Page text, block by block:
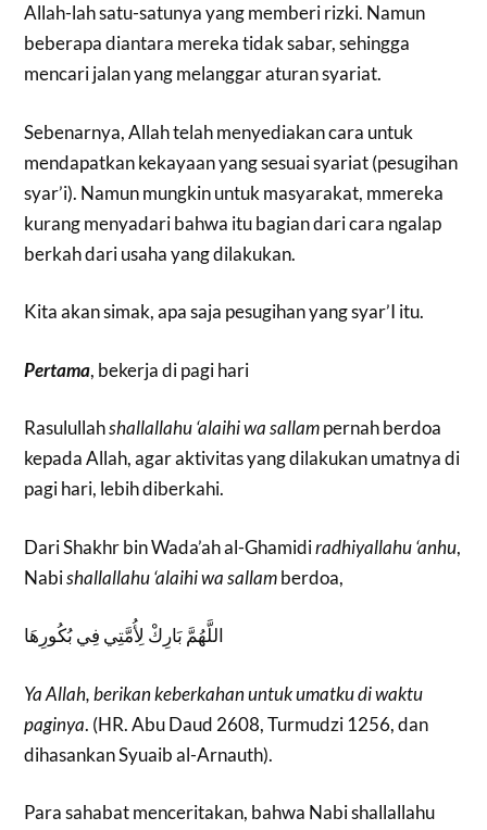
Allah-lah satu-satunya yang memberi rizki. Namun
beberapa diantara mereka tidak sabar, sehingga
mencari jalan yang melanggar aturan syariat.
Sebenarnya, Allah telah menyediakan cara untuk
mendapatkan kekayaan yang sesuai syariat (pesugihan
syar’i). Namun mungkin untuk masyarakat, mmereka
kurang menyadari bahwa itu bagian dari cara ngalap
berkah dari usaha yang dilakukan.
Kita akan simak, apa saja pesugihan yang syar’I itu.
Pertama, bekerja di pagi hari
Rasulullahshallallahu ‘alaihi wa sallampernah berdoa
kepada Allah, agar aktivitas yang dilakukan umatnya di
pagi hari, lebih diberkahi.
Dari Shakhr bin Wada’ah al-Ghamidiradhiyallahu ‘anhu,
Nabishallallahu ‘alaihi wa sallamberdoa,
اللَّهُمَّ بَارِكْ لِأُمَّتِي فِي بُكُورِهَا
Ya Allah, berikan keberkahan untuk umatku di waktu
paginya. (HR. Abu Daud 2608, Turmudzi 1256, dan
dihasankan Syuaib al-Arnauth).
Para sahabat menceritakan, bahwa Nabi shallallahu